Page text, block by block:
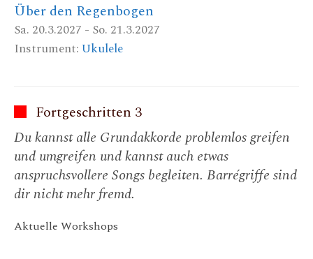
Über den Regenbogen
Sa. 20.3.2027 - So. 21.3.2027
Instrument:Ukulele
Fortgeschritten 3
Du kannst alle Grundakkorde problemlos greifen
und umgreifen und kannst auch etwas
anspruchsvollere Songs begleiten. Barrégriffe sind
dir nicht mehr fremd.
Aktuelle Workshops